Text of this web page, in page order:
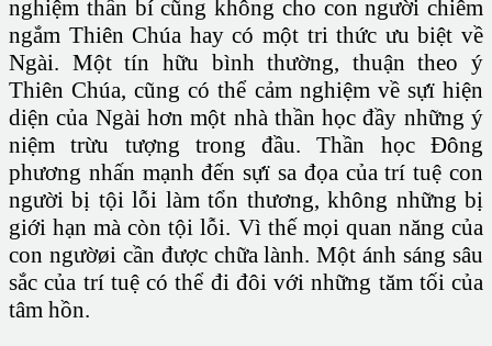
nghiệm thần bí cũng không cho con người chiêm
ngắm Thiên Chúa hay có một tri thức ưu biệt về
Ngài. Một tín hữu bình thường, thuận theo ý
Thiên Chúa, cũng có thể cảm nghiệm về sựï hiện
diện của Ngài hơn một nhà thần học đầy những ý
niệm trừu tượng trong đầu. Thần học Đông
phương nhấn mạnh đến sựï sa đọa của trí tuệ con
người bị tội lỗi làm tổn thương, không những bị
giới hạn mà còn tội lỗi. Vì thế mọi quan năng của
con ngườøi cần được chữa lành. Một ánh sáng sâu
sắc của trí tuệ có thể đi đôi với những tăm tối của
tâm hồn.